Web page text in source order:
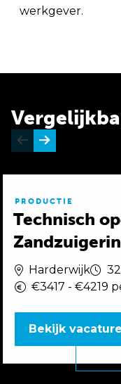
werkgever.
PRODUCTIE
Technisch
Harderwijk
€3417 - €4219
Bekijk vacature